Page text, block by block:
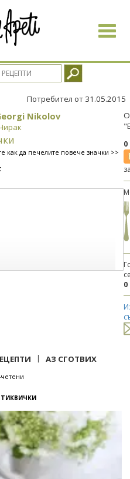
Toggle
Потребител от 31.05.2015
Nikolov
как да печелите повече значки >>
0
| АЗ СГОТВИХ